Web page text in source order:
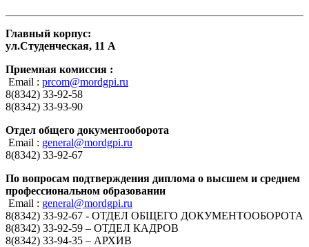
Главный корпус:
ул.Студенческая, 11 А
Приемная комиссия :
Email : prcom@mordgpi.ru
8(8342) 33-92-58
8(8342) 33-93-90
Отдел общего документооборота
Email : general@mordgpi.ru
8(8342) 33-92-67
По вопросам подтверждения диплома о высшем и среднем
профессиональном образовании
Email : general@mordgpi.ru
8(8342) 33-92-67 - ОТДЕЛ ОБЩЕГО ДОКУМЕНТООБОРОТА
8(8342) 33-92-59 – ОТДЕЛ КАДРОВ
8(8342) 33-94-35 – АРХИВ